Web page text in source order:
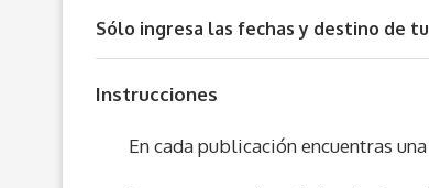
Sólo ingresa las fechas y destino de
Instrucciones
En cada publicación encuentras